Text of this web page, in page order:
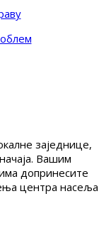
заједнице,
Вашим
допринесите
центра насеља